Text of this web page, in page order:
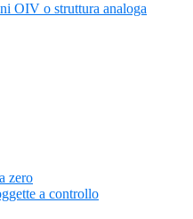
OIV o struttura analoga
zero
a controllo